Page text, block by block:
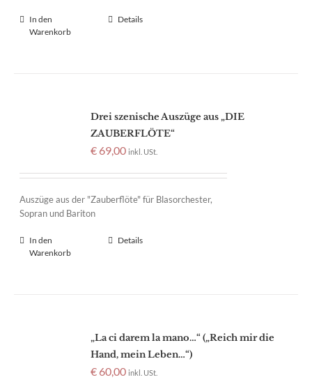
In den
Warenkorb
Details
Drei szenische Auszüge aus „DIE
ZAUBERFLÖTE“
€ 69,00 inkl. USt.
Auszüge aus der "Zauberflöte" für Blasorchester,
Sopran und Bariton
In den
Warenkorb
Details
„La ci darem la mano…“ („Reich mir die
Hand, mein Leben…“)
€ 60,00 inkl. USt.